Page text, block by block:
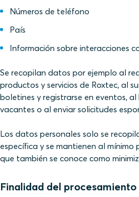
Números de teléfono
País
Información sobre interacciones
Se recopilan datos por ejemplo al
productos y servicios de Roxtec, al
boletines y registrarse en eventos,
vacantes o al enviar solicitudes
Los datos personales solo se
específica y se mantienen al
que también se conoce como
Finalidad del